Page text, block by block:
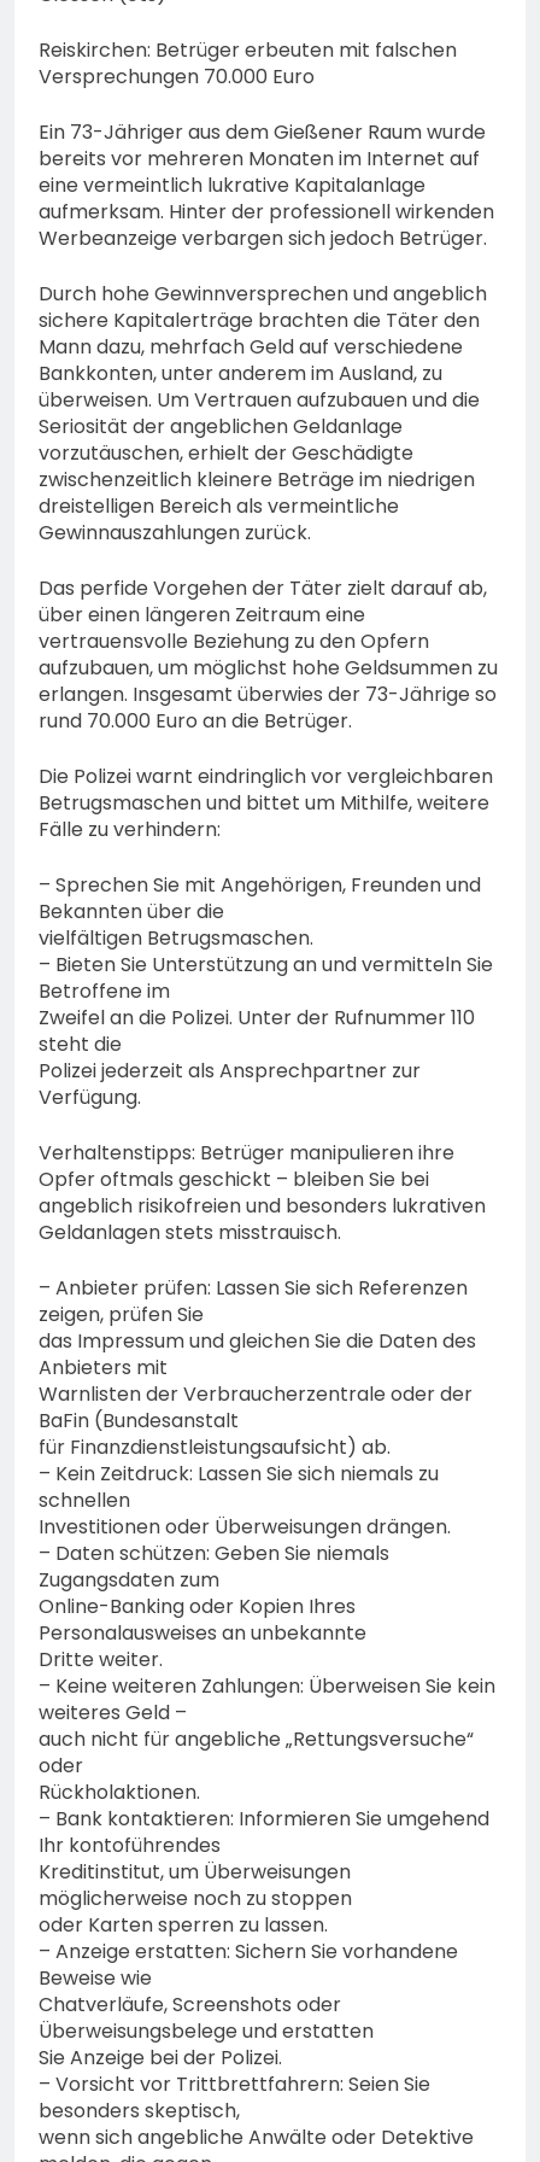
Erneute Veröffentlichung
eines Fotos
Reiskirchen: Betrüger erbeuten mit falschen
Versprechungen 70.000 Euro
Ein 73-Jähriger aus dem Gießener Raum wurde
bereits vor mehreren Monaten im Internet auf
eine vermeintlich lukrative Kapitalanlage
aufmerksam. Hinter der professionell wirkenden
Werbeanzeige verbargen sich jedoch Betrüger.
Durch hohe Gewinnversprechen und angeblich
sichere Kapitalerträge brachten die Täter den
Mann dazu, mehrfach Geld auf verschiedene
Bankkonten, unter anderem im Ausland, zu
überweisen. Um Vertrauen aufzubauen und die
Seriosität der angeblichen Geldanlage
vorzutäuschen, erhielt der Geschädigte
zwischenzeitlich kleinere Beträge im niedrigen
dreistelligen Bereich als vermeintliche
Gewinnauszahlungen zurück.
Das perfide Vorgehen der Täter zielt darauf ab,
über einen längeren Zeitraum eine
vertrauensvolle Beziehung zu den Opfern
aufzubauen, um möglichst hohe Geldsummen zu
erlangen. Insgesamt überwies der 73-Jährige so
rund 70.000 Euro an die Betrüger.
Die Polizei warnt eindringlich vor vergleichbaren
Betrugsmaschen und bittet um Mithilfe, weitere
Fälle zu verhindern:
– Sprechen Sie mit Angehörigen, Freunden und
Bekannten über die
vielfältigen Betrugsmaschen.
– Bieten Sie Unterstützung an und vermitteln Sie
Betroffene im
Zweifel an die Polizei. Unter der Rufnummer 110
steht die
Polizei jederzeit als Ansprechpartner zur
Verfügung.
Verhaltenstipps: Betrüger manipulieren ihre
Opfer oftmals geschickt – bleiben Sie bei
angeblich risikofreien und besonders lukrativen
Geldanlagen stets misstrauisch.
– Anbieter prüfen: Lassen Sie sich Referenzen
zeigen, prüfen Sie
das Impressum und gleichen Sie die Daten des
Anbieters mit
Warnlisten der Verbraucherzentrale oder der
BaFin (Bundesanstalt
für Finanzdienstleistungsaufsicht) ab.
– Kein Zeitdruck: Lassen Sie sich niemals zu
schnellen
Investitionen oder Überweisungen drängen.
– Daten schützen: Geben Sie niemals
Zugangsdaten zum
Online-Banking oder Kopien Ihres
Personalausweises an unbekannte
Dritte weiter.
– Keine weiteren Zahlungen: Überweisen Sie kein
weiteres Geld –
auch nicht für angebliche „Rettungsversuche“
oder
Rückholaktionen.
– Bank kontaktieren: Informieren Sie umgehend
Ihr kontoführendes
Kreditinstitut, um Überweisungen
möglicherweise noch zu stoppen
oder Karten sperren zu lassen.
– Anzeige erstatten: Sichern Sie vorhandene
Beweise wie
Chatverläufe, Screenshots oder
Überweisungsbelege und erstatten
Sie Anzeige bei der Polizei.
– Vorsicht vor Trittbrettfahrern: Seien Sie
besonders skeptisch,
wenn sich angebliche Anwälte oder Detektive